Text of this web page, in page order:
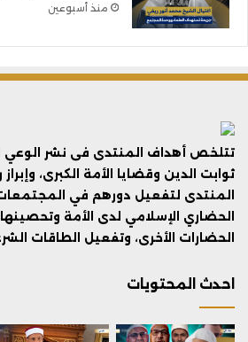
منذ أسبوعين
تتلخص أهداف المنتدى فى نشر
ثوابت الدين وقضايا الأمة الكبرى،
المنتدى لتفعيل دورهم في
الحضاري الإسلامي لدى الأمة
الحضارات الأخرى، وتفعيل الطاقات
احدث المحتويات